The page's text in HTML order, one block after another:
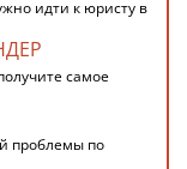
идти к юристу в
самое
проблемы по